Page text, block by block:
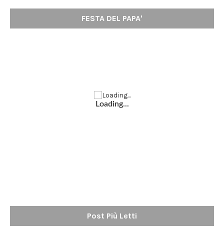
FESTA DEL PAPA'
Loading...
Post Più Letti